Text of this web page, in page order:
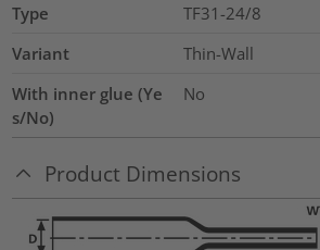
Type
TF31-24/8
Variant
Thin-Wall
With inner glue (Ye
s/No)
No
Product Dimensions